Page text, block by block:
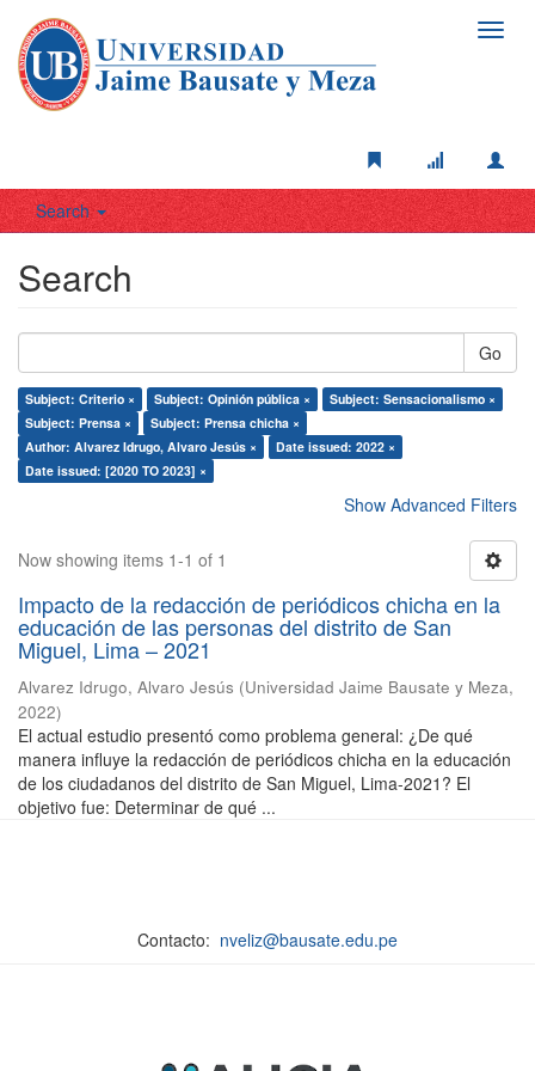
Search
Search
Go
Subject: Criterio × Subject: Opinión pública ×
Subject: Sensacionalismo ×
Subject: Prensa ×
Subject: Prensa chicha ×
Author: Alvarez Idrugo, Alvaro Jesús ×
Date issued: 2022 ×
Date issued: [2020 TO 2023] ×
Show Advanced Filters
Now showing items 1-1 of 1
Impacto de la redacción de periódicos chicha en la
educación de las personas del distrito de San
Miguel, Lima – 2021
Alvarez Idrugo, Alvaro Jesús (Universidad Jaime Bausate y Meza,
2022)
El actual estudio presentó como problema general: ¿De qué
manera influye la redacción de periódicos chicha en la educación
de los ciudadanos del distrito de San Miguel, Lima-2021? El
objetivo fue: Determinar de qué ...
Contacto: nveliz@bausate.edu.pe